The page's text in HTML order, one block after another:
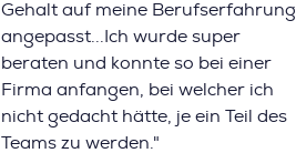
Gehalt auf meine Berufserfahrung
angepasst...Ich wurde super
beraten und konnte so bei einer
Firma anfangen, bei welcher ich
nicht gedacht hätte, je ein Teil des
Teams zu werden."